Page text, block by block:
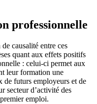
professionnelle
causalité entre ces
quant aux effets positifs
: celui-ci permet aux
leur formation une
de futurs employeurs et de
secteur d’activité des
emploi.